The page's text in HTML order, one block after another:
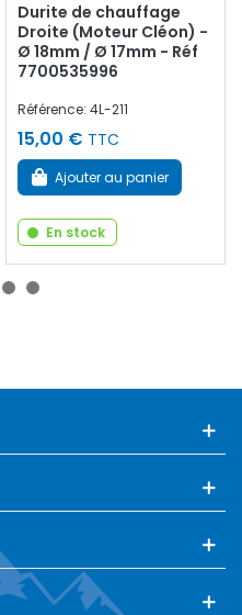
Durite de chauffage
Droite (Moteur Cléon) -
Ø 18mm / Ø 17mm - Réf
7700535996
Référence: 4L-211
15,00 € TTC
Ajouter au panier
En stock